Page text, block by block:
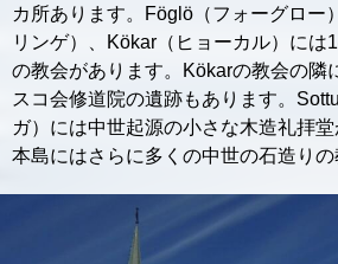
カ所あります。Föglö（フォーグロー
リンゲ）、Kökar（ヒョーカル）には
の教会があります。Kökarの教会の隣
スコ会修道院の遺跡もあります。
ガ）には中世起源の小さな木造礼拝
本島にはさらに多くの中世の石造りの